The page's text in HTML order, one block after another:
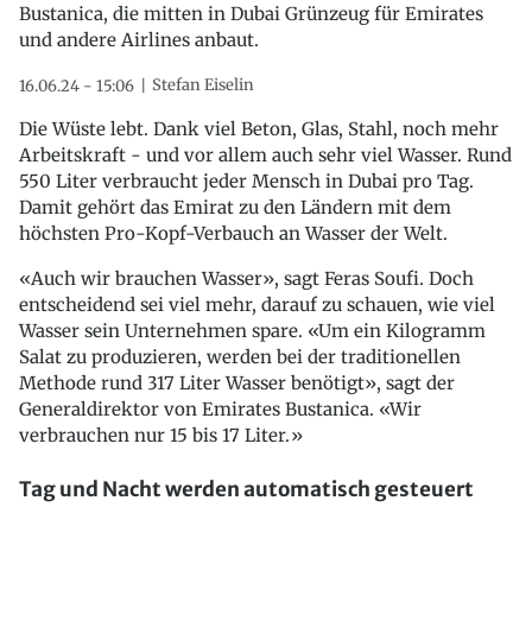
Bustanica, die mitten in Dubai Grünzeug für Emirates
und andere Airlines anbaut.
16.06.24 - 15:06 Stefan Eiselin
Die Wüste lebt. Dank viel Beton, Glas, Stahl, noch mehr
Arbeitskraft - und vor allem auch sehr viel Wasser. Rund
550 Liter verbraucht jeder Mensch in Dubai pro Tag.
Damit gehört das Emirat zu den Ländern mit dem
höchsten Pro-Kopf-Verbauch an Wasser der Welt.
«Auch wir brauchen Wasser», sagt Feras Soufi. Doch
entscheidend sei viel mehr, darauf zu schauen, wie viel
Wasser sein Unternehmen spare. «Um ein Kilogramm
Salat zu produzieren, werden bei der traditionellen
Methode rund 317 Liter Wasser benötigt», sagt der
Generaldirektor von Emirates Bustanica. «Wir
verbrauchen nur 15 bis 17 Liter.»
Tag und Nacht werden automatisch gesteuert